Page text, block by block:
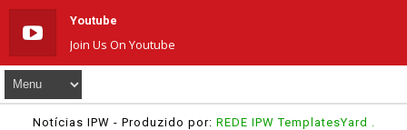
Youtube
Join Us On Youtube
Notícias IPW - Produzido por: REDE IPW TemplatesYard